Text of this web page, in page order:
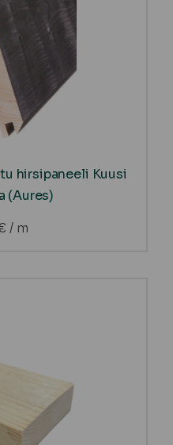
hirsipaneeli Kuusi
(Aures)
/ m